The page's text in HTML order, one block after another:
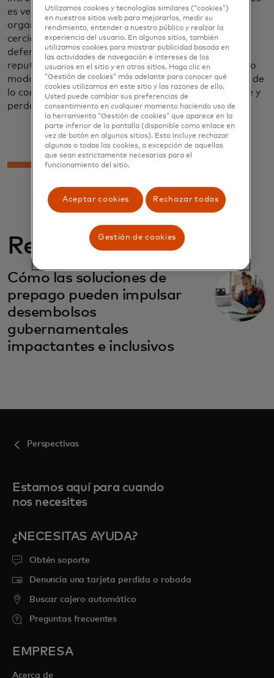
es verificar que sus clientes sean genuinos. Las
organizaciones pisan una línea muy fina; Deben
cerciorar de que los clientes sean quienes dicen ser,
defender contra el fraude para proteger su
reputación y la confianza del consumidor. Del mismo
modo, no pueden dificultar demasiado el proceso o de
lo contrario corren el riesgo de abandonar al cliente y
perder dinero.
Relacionado
Cómo las soluciones de
prepago pueden impulsar
desembolsos
gubernamentales
impactantes e inclusivos
se abre en una pestaña nueva
Perspectivas
Estamos aquí para cuando
nos necesites
¿NECESITAS AYUDA?
Obtén soporte
Denuncia una tarjeta perdida o robada
Buscar cajero automático
Preguntas frecuentes
EMPRESA
Acerca de
Utilizamos cookies y tecnologías similares (“cookies”)
en nuestros sitios web para mejorarlos, medir su
rendimiento, entender a nuestro público y realzar la
experiencia del usuario. En algunos sitios, también
utilizamos cookies para mostrar publicidad basada en
las actividades de navegación e intereses de los
usuarios en el sitio y en otros sitios. Haga clic en
“Gestión de cookies” más adelante para conocer qué
cookies utilizamos en este sitio y las razones de ello.
Usted puede cambiar sus preferencias de
consentimiento en cualquier momento haciendo uso de
la herramienta “Gestión de cookies” que aparece en la
parte inferior de la pantalla (disponible como enlace en
vez de botón en algunos sitios). Esto incluye rechazar
algunas o todas las cookies, a excepción de aquellas
que sean estrictamente necesarias para el
funcionamiento del sitio.
Aceptar cookies Rechazar todas
Gestión de cookies